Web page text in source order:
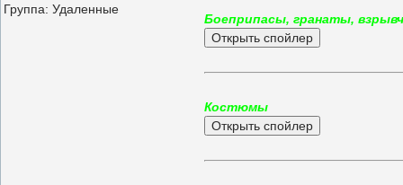
Группа: Удаленные
Боеприпасы, гранаты,
Костюмы